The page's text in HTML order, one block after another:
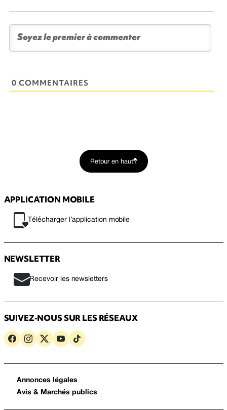
0 COMMENTAIRES
Retour en haut
APPLICATION MOBILE
Télécharger l’application mobile
NEWSLETTER
Recevoir les newsletters
SUIVEZ-NOUS SUR LES RÉSEAUX
Annonces légales
Avis & Marchés publics